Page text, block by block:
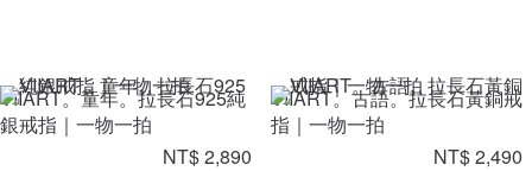
VIIART。童年。拉長石925純
銀戒指｜一物一拍
NT$ 2,890
VIIART。古語。拉長石黃銅戒
指｜一物一拍
NT$ 2,490